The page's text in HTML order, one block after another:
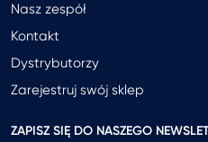
Nasz zespół
Kontakt
Dystrybutorzy
Zarejestruj swój sklep
ZAPISZ SIĘ DO NASZEGO